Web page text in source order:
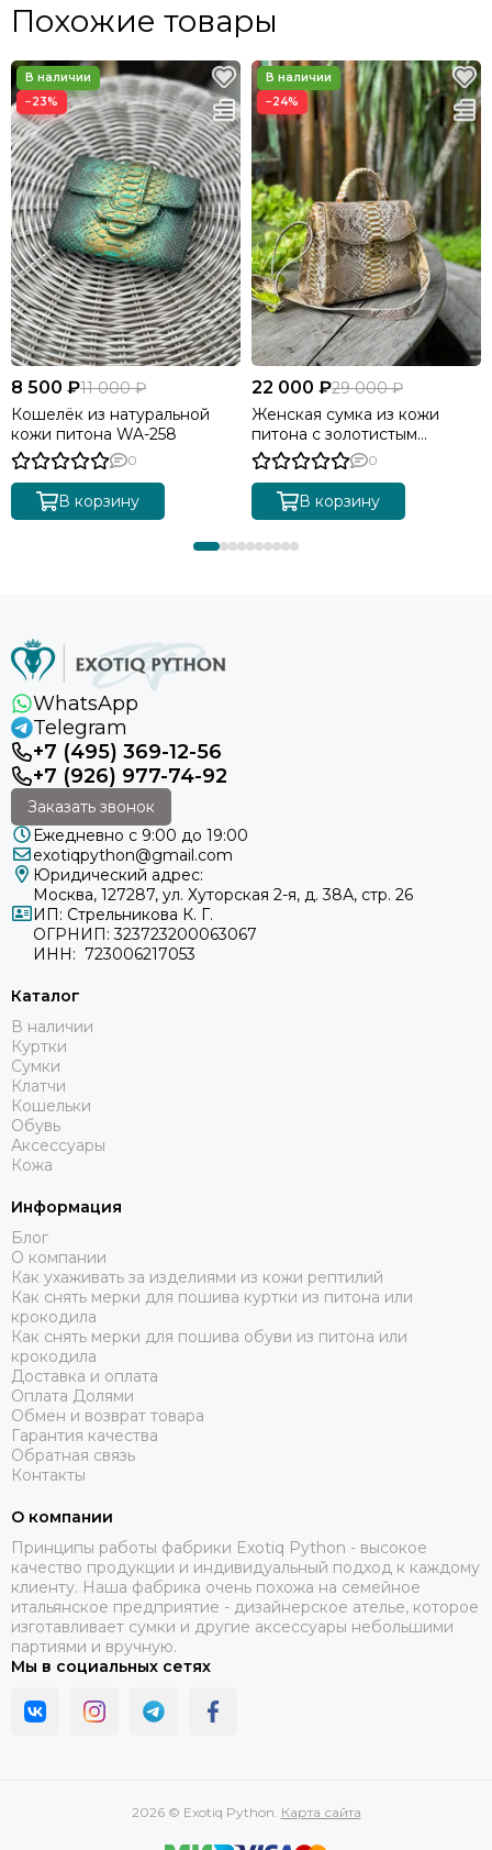
Похожие товары
−23%
8 500 ₽11 000 ₽
Кошелёк из натуральной
кожи питона WA-258
0
В корзину
−24%
22 000 ₽29 000 ₽
Женская сумка из кожи
питона с золотистым
градиентом BG-511
0
В корзину
WhatsApp
Telegram
+7 (495) 369-12-56
+7 (926) 977-74-92
Заказать звонок
Ежедневно с 9:00 до 19:00
exotiqpython@gmail.com
Юридический адрес:
Москва, 127287, ул. Хуторская 2-я, д. 38А, стр. 26
ИП: Стрельникова К. Г.
ОГРНИП: 323723200063067
ИНН: 723006217053
Каталог
В наличии
Куртки
Сумки
Клатчи
Кошельки
Обувь
Аксессуары
Кожа
Информация
Блог
О компании
Как ухаживать за изделиями из кожи рептилий
Как снять мерки для пошива куртки из питона или
крокодила
Как снять мерки для пошива обуви из питона или
крокодила
Доставка и оплата
Оплата Долями
Обмен и возврат товара
Гарантия качества
Обратная связь
Контакты
О компании
Принципы работы фабрики Exotiq Python - высокое
качество продукции и индивидуальный подход к каждому
клиенту. Наша фабрика очень похожа на семейное
итальянское предприятие - дизайнерское ателье, которое
изготавливает сумки и другие аксессуары небольшими
партиями и вручную.
Мы в социальных сетях
2026 © Exotiq Python. Карта сайта